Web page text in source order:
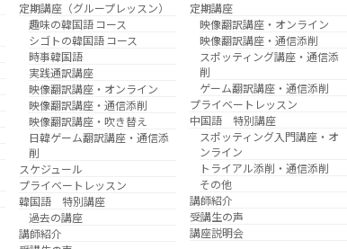
定期講座（グループレッスン）
趣味の韓国語 コース
シゴトの韓国語 コース
時事韓国語
実践通訳講座
映像翻訳講座・オンライン
映像翻訳講座・通信添削
映像翻訳講座・吹き替え
日韓ゲーム翻訳講座・通信添
削
スケジュール
プライベートレッスン
韓国語 特別講座
過去の講座
講師紹介
定期講座
映像翻訳講座・オンライン
映像翻訳講座・通信添削
スポッティング講座・通信添
削
ゲーム翻訳講座・通信添削
プライベートレッスン
中国語 特別講座
スポッティング入門講座・オ
ンライン
トライアル添削・通信添削
その他
講師紹介
受講生の声
講座説明会